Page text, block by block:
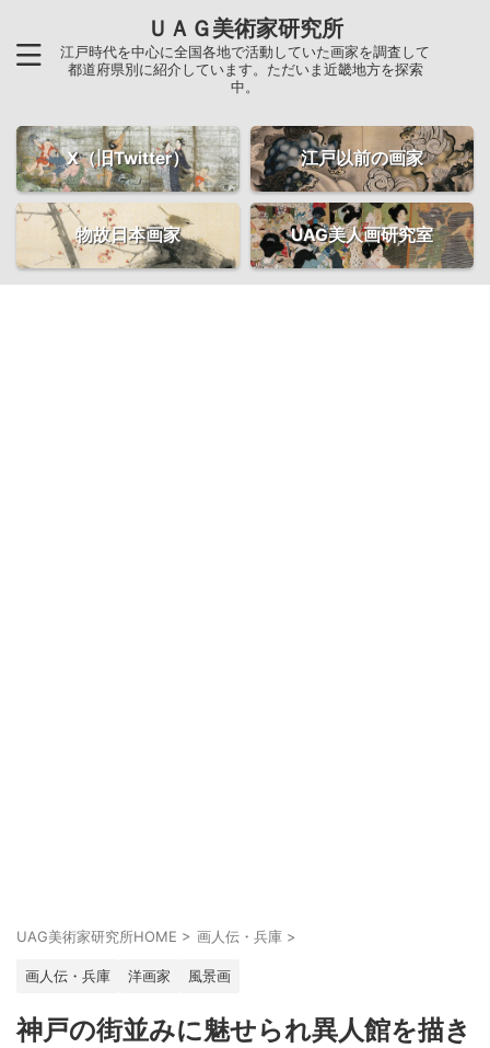
ＵＡＧ美術家研究所
江戸時代を中心に全国各地で活動していた画家を調査して
都道府県別に紹介しています。ただいま近畿地方を探索
中。
X（旧Twitter） 江戸以前の画家
物故日本画家 UAG美人画研究室
UAG美術家研究所HOME > 画人伝・兵庫 >
画人伝・兵庫 洋画家 風景画
神戸の街並みに魅せられ異人館を描き